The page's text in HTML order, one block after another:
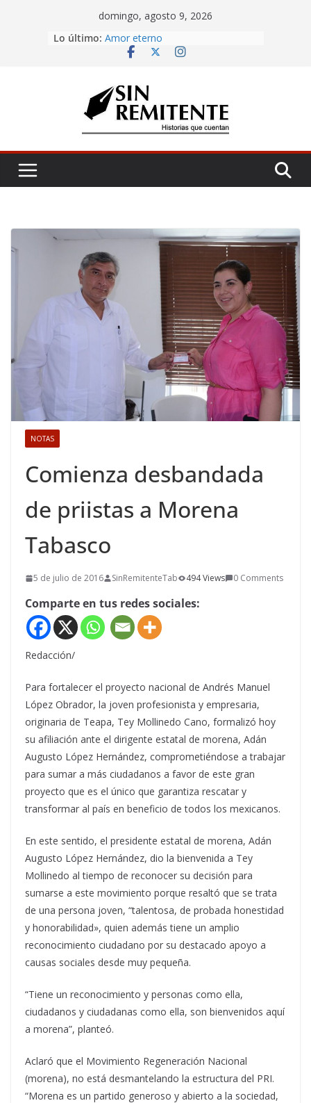
domingo, agosto 9, 2026
Lo último: Misa de 12
Amor eterno
La Carta
NOTAS
Comienza desbandada
de priistas a Morena
Tabasco
5 de julio de 2016 SinRemitenteTab 494 Views 0 Comments
Comparte en tus redes sociales:
Redacción/
Para fortalecer el proyecto nacional de Andrés Manuel
López Obrador, la joven profesionista y empresaria,
originaria de Teapa, Tey Mollinedo Cano, formalizó hoy
su afiliación ante el dirigente estatal de morena, Adán
Augusto López Hernández, comprometiéndose a trabajar
para sumar a más ciudadanos a favor de este gran
proyecto que es el único que garantiza rescatar y
transformar al país en beneficio de todos los mexicanos.
En este sentido, el presidente estatal de morena, Adán
Augusto López Hernández, dio la bienvenida a Tey
Mollinedo al tiempo de reconocer su decisión para
sumarse a este movimiento porque resaltó que se trata
de una persona joven, “talentosa, de probada honestidad
y honorabilidad», quien además tiene un amplio
reconocimiento ciudadano por su destacado apoyo a
causas sociales desde muy pequeña.
“Tiene un reconocimiento y personas como ella,
ciudadanos y ciudadanas como ella, son bienvenidos aquí
a morena”, planteó.
Aclaró que el Movimiento Regeneración Nacional
(morena), no está desmantelando la estructura del PRI.
“Morena es un partido generoso y abierto a la sociedad,